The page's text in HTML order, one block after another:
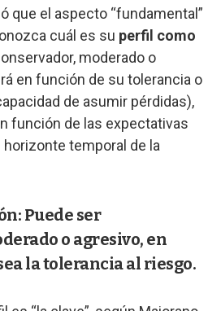
que el aspecto “fundamental”
cuál es su perfil como
moderado o
en función de su tolerancia o
de asumir pérdidas),
función de las expectativas
horizonte temporal de la
Puede ser
o agresivo, en
la tolerancia al riesgo.